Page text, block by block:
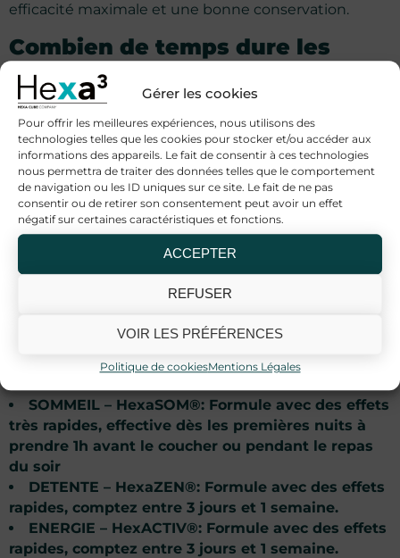
Gérer les cookies
Pour offrir les meilleures expériences, nous utilisons des
technologies telles que les cookies pour stocker et/ou accéder aux
informations des appareils. Le fait de consentir à ces technologies
nous permettra de traiter des données telles que le comportement
de navigation ou les ID uniques sur ce site. Le fait de ne pas
consentir ou de retirer son consentement peut avoir un effet
négatif sur certaines caractéristiques et fonctions.
ACCEPTER
REFUSER
VOIR LES PRÉFÉRENCES
Politique de cookiesMentions Légales
efficacité maximale et une bonne conservation.
Combien de temps dure les
gélules CBD Hexa3 ?
La gamme de gélule CBD Hexa3 est conçue pour
vous permettre d’avoir une cure de 1 mois. Que ce
soit la formule Sommeil, Détente, Energie, ou
Mobilité, chaque conditionnement vous permettre
de tenir 30 jours, avec une synergie idéale pour
favoriser l’efficacité des produits.
Combien de temps faut-il
attendre pour avoir les effets de
durée de cure suivante :
SOMMEIL – HexaSOM®: Formule avec des effets
très rapides, effective dès les premières nuits à
prendre 1h avant le coucher ou pendant le repas
du soir
DETENTE – HexaZEN®: Formule avec des effets
rapides, comptez entre 3 jours et 1 semaine.
ENERGIE – HexACTIV®: Formule avec des effets
rapides, comptez entre 3 jours et 1 semaine.